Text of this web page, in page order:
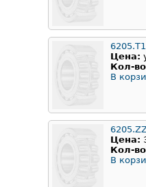
Цена:
Кол-
В
Цена:
Кол-
В